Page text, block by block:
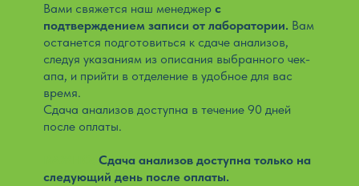
Вами свяжется наш менеджер с
подтверждением записи от лаборатории. Вам
останется подготовиться к сдаче анализов,
следуя указаниям из описания выбранного чек-
апа, и прийти в отделение в удобное для вас
время.
Сдача анализов доступна в течение 90 дней
после оплаты.
Сдача анализов доступна только на
следующий день после оплаты.